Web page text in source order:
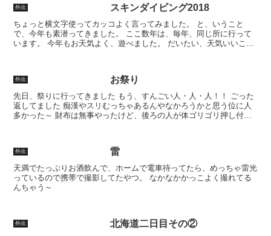
外出 スキンダイビング2018
ちょっと横文字使ってカッコよく言ってみました。 と、いうこと
で、今年も素潜ってきました。 ここ数年は、毎年、同じ所に行って
います。 今年もお天気よく、遊べました。 だいたい、天気いいこと
外出 お祭り
先日、祭りに行ってきました もう、すんごい人・人・人！！ ごった
返してました 痴漢やスリむっちゃあるんやなかろうかと思う位に人
多かった～ 財布は無事やったけど、後ろの人が体ゴリゴリ押し付け
外出 雷
天満でたっぷりお酒飲んで、ホームで電車待ってたら、めっちゃ雷光
っているので携帯で撮影してたやつ。 なかなかかっこよく撮れてる
んちゃう～
外出 北海道二日目その②